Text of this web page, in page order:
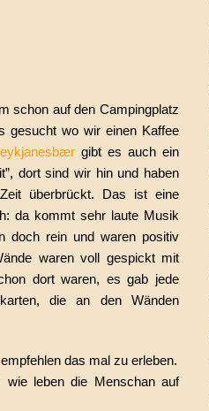
schon auf den Campingplatz
gesucht wo wir einen Kaffee
gibt es auch ein
dort sind wir hin und haben
überbrückt. Das ist eine
da kommt sehr laute Musik
rein und waren positiv
waren voll gespickt mit
dort waren, es gab jede
die an den Wänden
das mal zu erleben.
leben die Menschan auf